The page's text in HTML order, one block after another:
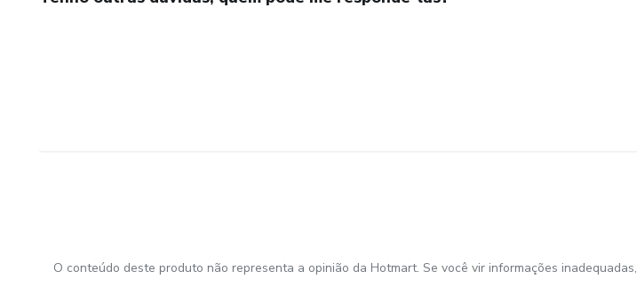
O conteúdo deste produto não representa a opinião da Hotmart. Se você vir informações inadequadas,